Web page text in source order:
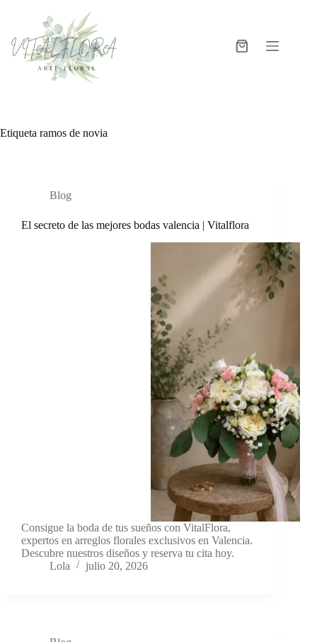
Etiqueta ramos de novia
Blog
El secreto de las mejores bodas valencia | Vitalflora
Consigue la boda de tus sueños con VitalFlora,
expertos en arreglos florales exclusivos en Valencia.
Descubre nuestros diseños y reserva tu cita hoy.
Lola
julio 20, 2026